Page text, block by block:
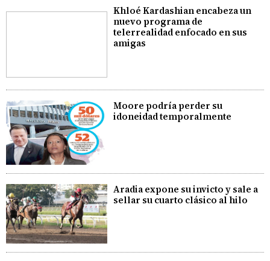
Khloé Kardashian encabeza un
nuevo programa de
telerrealidad enfocado en sus
amigas
Moore podría perder su
idoneidad temporalmente
Aradia expone su invicto y sale a
sellar su cuarto clásico al hilo